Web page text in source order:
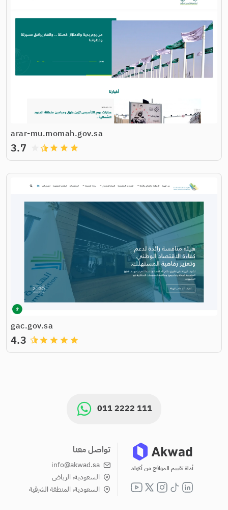
arar-mu.momah.gov.sa
grade
grade
grade
3.7
gac.gov.sa
grade
grade
grade
grade
4.3
011 2222 111
أداة تقييم المواقع من أكواد
تواصل معنا
info@akwad.sa
السعودية، الرياض
السعودية، المنطقة الشرقية